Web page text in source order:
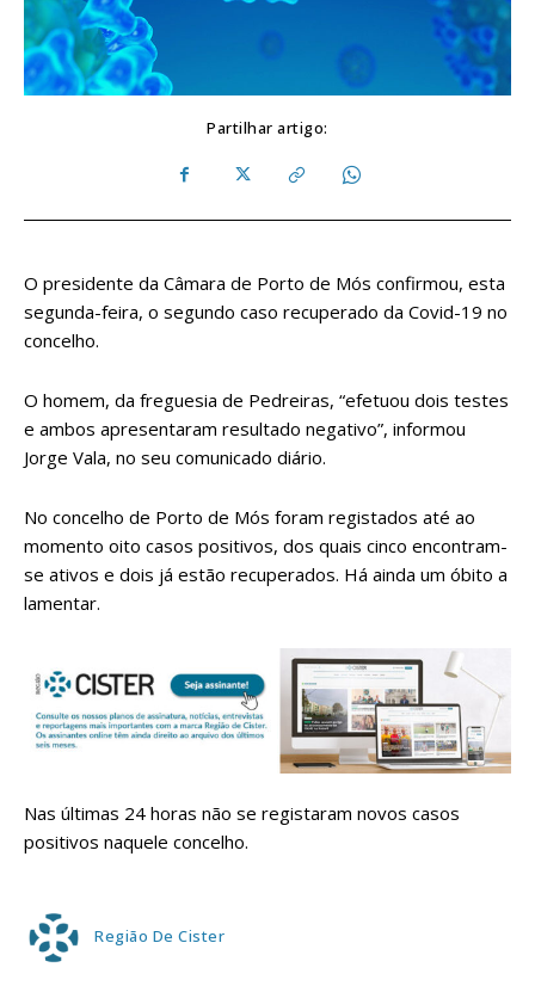
Partilhar artigo:
O presidente da Câmara de Porto de Mós confirmou, esta
segunda-feira, o segundo caso recuperado da Covid-19 no
concelho.
O homem, da freguesia de Pedreiras, “efetuou dois testes
e ambos apresentaram resultado negativo”, informou
Jorge Vala, no seu comunicado diário.
No concelho de Porto de Mós foram registados até ao
momento oito casos positivos, dos quais cinco encontram-
se ativos e dois já estão recuperados. Há ainda um óbito a
lamentar.
Nas últimas 24 horas não se registaram novos casos
positivos naquele concelho.
Região De Cister